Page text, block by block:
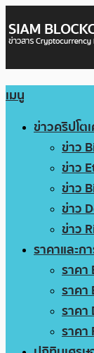
เมนู
ข่าวคริปโต
ข่าว
ข่าว
ข่าว
ข่าว
ข่าว
ราคาและก
ราคา
ราคา
ราคา
ราคา